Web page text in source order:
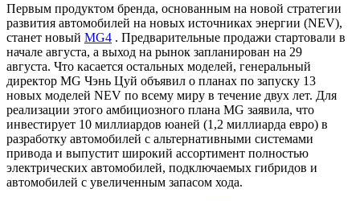
Первым продуктом бренда, основанным на новой стратегии
развития автомобилей на новых источниках энергии (NEV),
станет новый MG4 . Предварительные продажи стартовали в
начале августа, а выход на рынок запланирован на 29
августа. Что касается остальных моделей, генеральный
директор MG Чэнь Цуй объявил о планах по запуску 13
новых моделей NEV по всему миру в течение двух лет. Для
реализации этого амбициозного плана MG заявила, что
инвестирует 10 миллиардов юаней (1,2 миллиарда евро) в
разработку автомобилей с альтернативными системами
привода и выпустит широкий ассортимент полностью
электрических автомобилей, подключаемых гибридов и
автомобилей с увеличенным запасом хода.